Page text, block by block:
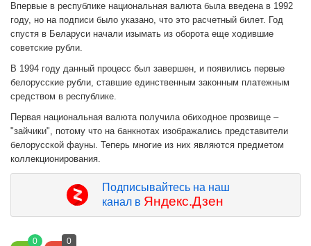
Впервые в республике национальная валюта была введена в 1992
году, но на подписи было указано, что это расчетный билет. Год
спустя в Беларуси начали изымать из оборота еще ходившие
советские рубли.
В 1994 году данный процесс был завершен, и появились первые
белорусские рубли, ставшие единственным законным платежным
средством в республике.
Первая национальная валюта получила обиходное прозвище –
"зайчики", потому что на банкнотах изображались представители
белорусской фауны. Теперь многие из них являются предметом
коллекционирования.
Подписывайтесь на наш
канал в Яндекс.Дзен
0 0